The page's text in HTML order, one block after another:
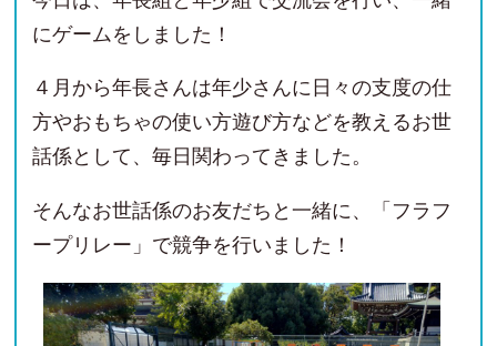
にゲームをしました！
４月から年長さんは年少さんに日々の支度の仕
方やおもちゃの使い方遊び方などを教えるお世
話係として、毎日関わってきました。
そんなお世話係のお友だちと一緒に、「フラフ
ープリレー」で競争を行いました！